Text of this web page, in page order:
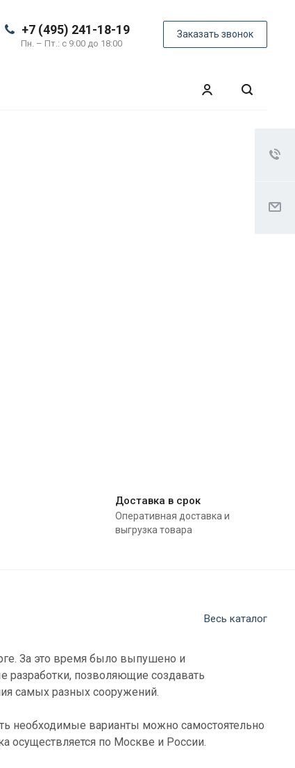
+7 (495) 241-18-19
Пн. – Пт.: с 9:00 до 18:00
Заказать звонок
Доставка в срок
Оперативная доставка и
выгрузка товара
Весь каталог
За это время было выпушено и
разработки, позволяющие создавать
самых разных сооружений.
необходимые варианты можно самостоятельно
осуществляется по Москве и России.